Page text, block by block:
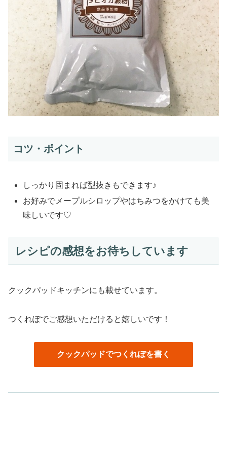
コツ・ポイント
しっかり固まれば型抜きもできます♪
お好みでメープルシロップやはちみつをかけても美
味しいです♡
レシピの感想をお待ちしています
クックパッドキッチンにも載せています。
つくれぽでご感想いただけると嬉しいです！
クックパッドでつくれぽを書く